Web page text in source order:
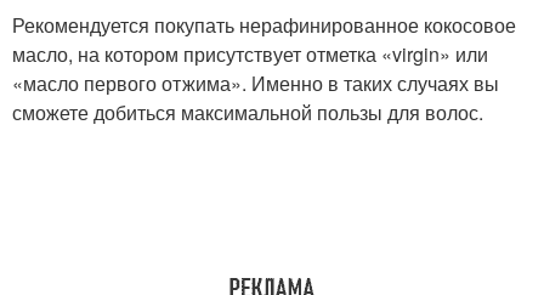
Рекомендуется покупать нерафинированное кокосовое
масло, на котором присутствует отметка «virgin» или
«масло первого отжима». Именно в таких случаях вы
сможете добиться максимальной пользы для волос.